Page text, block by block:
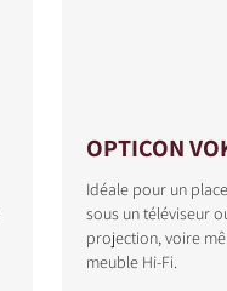
OPTICON
Idéale pour un
sous un téléviseur
projection, voire
meuble Hi-Fi.